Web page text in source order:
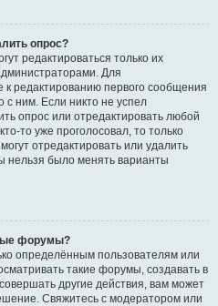
опрос?
редактироваться только их
Для
редактированию первого сообщения
с ним. Если никто не успел
опрос или отредактировать любой
то уже проголосовал, то только
отредактировать или удалить
нельзя было менять варианты
форумы?
определённым пользователям или
такие форумы, создавать в
другие действия, вам может
Свяжитесь с модератором или